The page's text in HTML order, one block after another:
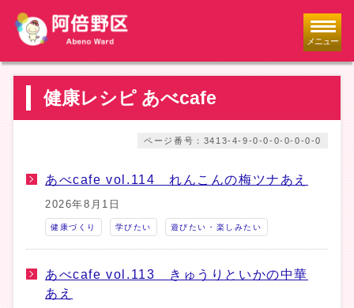
メニュー
健康レシピ あべcafe
ページ番号：3413-4-9-0-0-0-0-0-0-0
あべcafe vol.114 れんこんの梅ツナあえ
2026年8月1日
健康づくり 学びたい 遊びたい・楽しみたい
あべcafe vol.113 きゅうりといかの中華
あえ